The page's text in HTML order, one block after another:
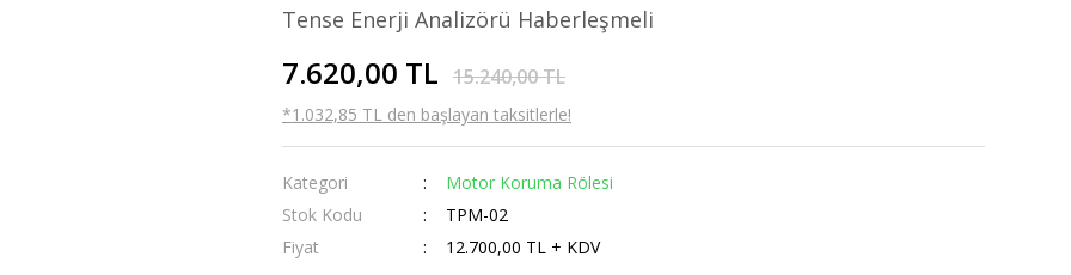
Tense Enerji Analizörü Haberleşmeli
7.620,00 TL 15.240,00 TL
*1.032,85 TL den başlayan taksitlerle!
Kategori
Motor Koruma Rölesi
Stok Kodu
TPM-02
Fiyat
12.700,00 TL + KDV